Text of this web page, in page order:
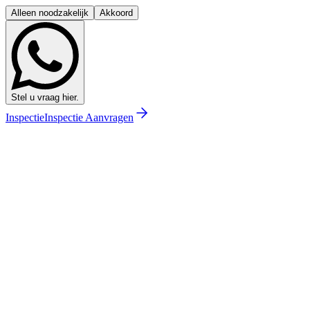
Alleen noodzakelijk Akkoord
Stel u vraag hier.
InspectieInspectie Aanvragen